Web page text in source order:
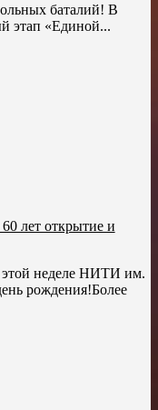
баталий! В
этап «Единой...
лет открытие и
этой неделе НИТИ им.
рождения!Более